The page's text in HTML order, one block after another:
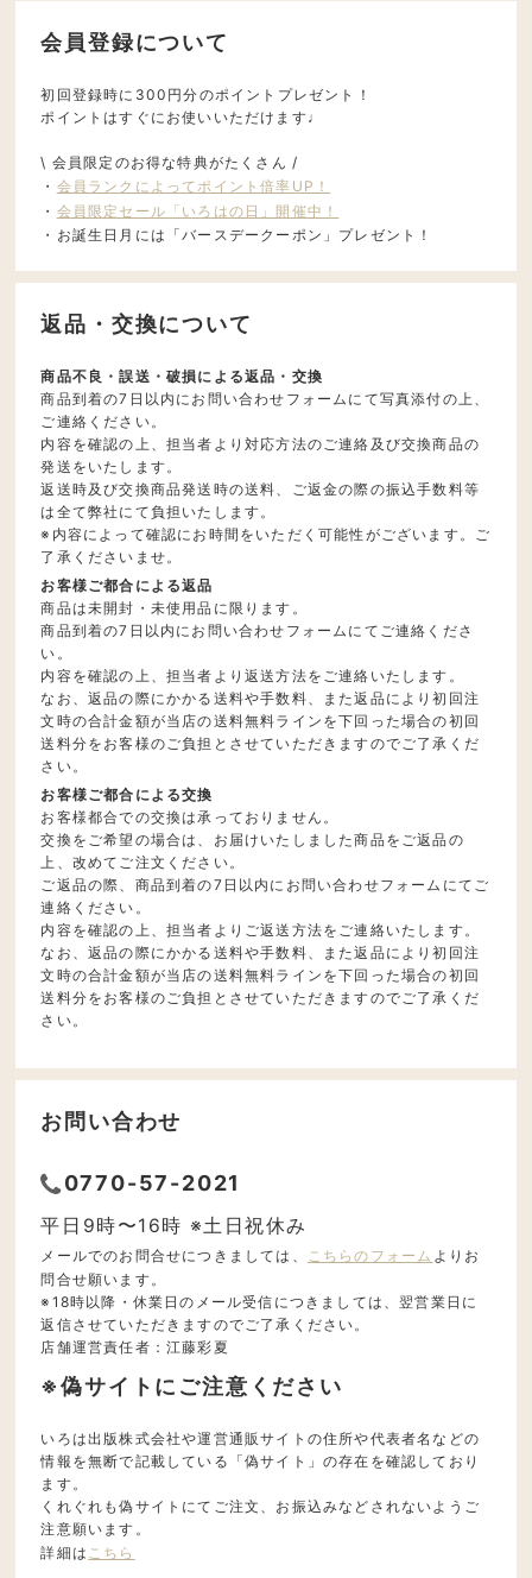
会員登録について
初回登録時に300円分のポイントプレゼント！
ポイントはすぐにお使いいただけます♩
\ 会員限定のお得な特典がたくさん /
・ 会員ランクによってポイント倍率UP！
・ 会員限定セール「いろはの日」開催中！
・お誕生日月には「バースデークーポン」プレゼント！
返品・交換について
商品不良・誤送・破損による返品・交換
商品到着の7日以内にお問い合わせフォームにて写真添付の上、
ご連絡ください。
内容を確認の上、担当者より対応方法のご連絡及び交換商品の
発送をいたします。
返送時及び交換商品発送時の送料、ご返金の際の振込手数料等
は全て弊社にて負担いたします。
※内容によって確認にお時間をいただく可能性がございます。ご
了承くださいませ。
お客様ご都合による返品
商品は未開封・未使用品に限ります。
商品到着の7日以内にお問い合わせフォームにてご連絡くださ
い。
内容を確認の上、担当者より返送方法をご連絡いたします。
なお、返品の際にかかる送料や手数料、また返品により初回注
文時の合計金額が当店の送料無料ラインを下回った場合の初回
送料分をお客様のご負担とさせていただきますのでご了承くだ
さい。
お客様ご都合による交換
お客様都合での交換は承っておりません。
交換をご希望の場合は、お届けいたしました商品をご返品の
上、改めてご注文ください。
ご返品の際、商品到着の7日以内にお問い合わせフォームにてご
連絡ください。
内容を確認の上、担当者よりご返送方法をご連絡いたします。
なお、返品の際にかかる送料や手数料、また返品により初回注
文時の合計金額が当店の送料無料ラインを下回った場合の初回
送料分をお客様のご負担とさせていただきますのでご了承くだ
さい。
お問い合わせ
0770-57-2021
平日9時〜16時 ※土日祝休み
メールでのお問合せにつきましては、 こちらのフォーム よりお
問合せ願います。
※18時以降・休業日のメール受信につきましては、翌営業日に
返信させていただきますのでご了承ください。
店舗運営責任者：江藤彩夏
※偽サイトにご注意ください
いろは出版株式会社や運営通販サイトの住所や代表者名などの
情報を無断で記載している「偽サイト」の存在を確認しており
ます。
くれぐれも偽サイトにてご注文、お振込みなどされないようご
注意願います。
詳細は こちら